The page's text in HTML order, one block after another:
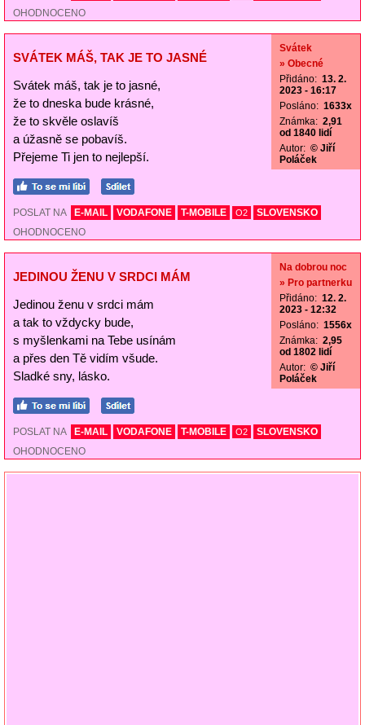
OHODNOCENO
SVÁTEK MÁŠ, TAK JE TO JASNÉ
Svátek máš, tak je to jasné,
že to dneska bude krásné,
že to skvěle oslavíš
a úžasně se pobavíš.
Přejeme Ti jen to nejlepší.
Svátek
» Obecné
Přidáno: 13. 2.
2023 - 16:17
Posláno: 1633x
Známka: 2,91
od 1840 lidí
Autor: © Jiří
Poláček
POSLAT NA E-MAIL VODAFONE T-MOBILE O2
SLOVENSKO
OHODNOCENO
JEDINOU ŽENU V SRDCI MÁM
Jedinou ženu v srdci mám
a tak to vždycky bude,
s myšlenkami na Tebe usínám
a přes den Tě vidím všude.
Sladké sny, lásko.
Na dobrou noc
» Pro partnerku
Přidáno: 12. 2.
2023 - 12:32
Posláno: 1556x
Známka: 2,95
od 1802 lidí
Autor: © Jiří
Poláček
POSLAT NA E-MAIL VODAFONE T-MOBILE O2
SLOVENSKO
OHODNOCENO